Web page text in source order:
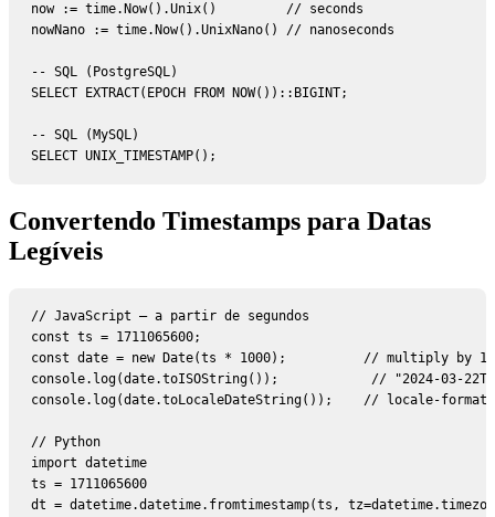
now := time.Now().Unix()         // seconds
nowNano := time.Now().UnixNano() // nanoseconds
-- SQL (PostgreSQL)
SELECT EXTRACT(EPOCH FROM NOW())::BIGINT;
-- SQL (MySQL)
SELECT UNIX_TIMESTAMP();
Convertendo Timestamps para Datas
Legíveis
// JavaScript — a partir de segundos
const ts = 1711065600;
const date = new Date(ts * 1000);          // multiply by
console.log(date.toISOString());            // "2024-03-
console.log(date.toLocaleDateString());    // locale-
// Python
import datetime
ts = 1711065600
dt = datetime.datetime.fromtimestamp(ts,